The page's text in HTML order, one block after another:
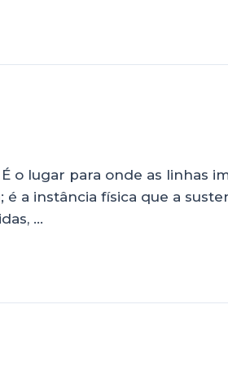
o lugar para onde as linhas
a instância física que a
…